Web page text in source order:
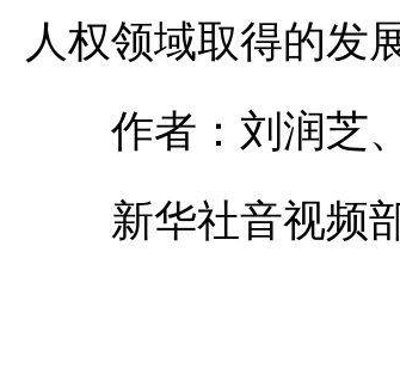
人权领域取得的发
作者：刘润芝
新华社音视频